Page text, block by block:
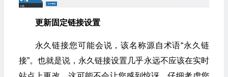
更新固定链接设置
永久链接您可能会说，该名称源自术语“永久链
接”。也就是说，永久链接设置几乎永远不应该在实时